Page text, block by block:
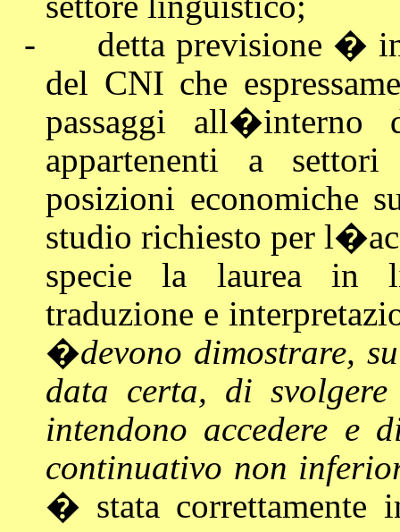
-
detta previsione �
del CNI che
passaggi
appartenenti a
posizioni economiche
studio richiesto per
specie la laurea in
traduzione e
�devono dimostrare,
data certa, di
intendono accedere e
continuativo non
� stata correttamente